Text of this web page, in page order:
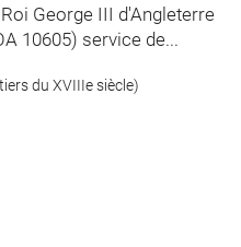
George III d'Angleterre
et de Hanovre, d'une paire (OA 10605) service de...
du XVIIIe siècle)